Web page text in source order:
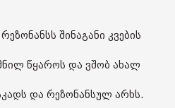
შინაგანი კვების
წყაროს და ვშობ ახალ
და რეზონანსულ არხს.